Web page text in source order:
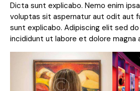
Dicta sunt explicabo. Nemo enim
voluptas sit aspernatur aut odit aut
sunt explicabo. Adipiscing elit sed
incididunt ut labore et dolore magna